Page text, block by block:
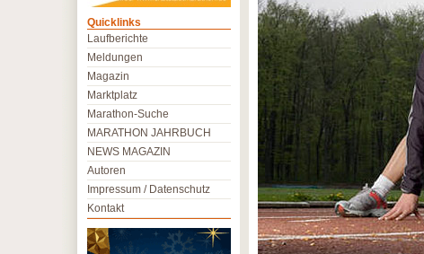
Quicklinks
Laufberichte
Meldungen
Magazin
Marktplatz
Marathon-Suche
MARATHON JAHRBUCH
NEWS MAGAZIN
Autoren
Impressum / Datenschutz
Kontakt